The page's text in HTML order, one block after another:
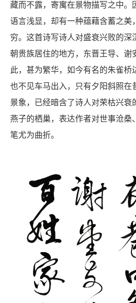
藏而不露，寄寓在景物描写之中。
语言浅显，却有一种蕴藉含蓄之美
穷。这首诗写诗人对盛衰兴败的深
朝贵族居住的地方，东晋王导、谢
此，甚为繁华，如今有名的朱雀桥
也不见车马出入，只有夕阳斜照在
景象，已经暗含了诗人对荣枯兴衰
燕子的栖巢，表达作者对世事沧桑
笔尤为曲折。